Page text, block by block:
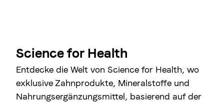
Science for Health
Entdecke die Welt von Science for Health, wo
exklusive Zahnprodukte, Mineralstoffe und
Nahrungsergänzungsmittel, basierend auf der